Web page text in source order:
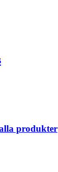
produkter